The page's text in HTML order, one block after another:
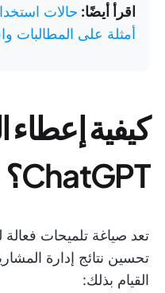
اقرأ أيضًا:
أمثلة على المطالبات
كيفية إعطاء
ChatGPT؟
تحسين نتائج إدارة
القيام بذلك: